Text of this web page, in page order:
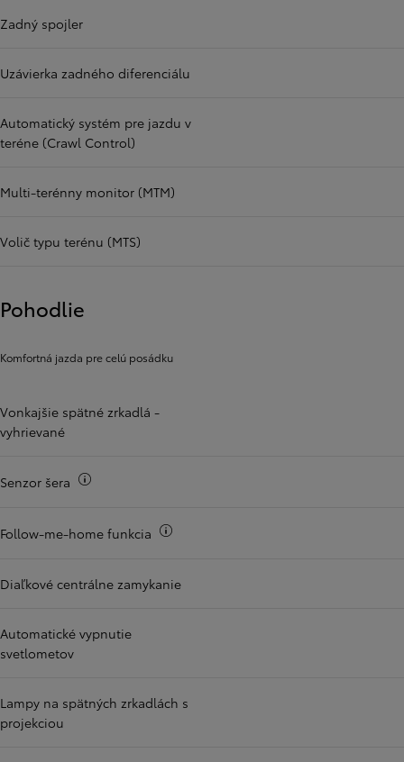
Zadný spojler
Uzávierka zadného diferenciálu
Automatický systém pre jazdu v
teréne (Crawl Control)
Multi-terénny monitor (MTM)
Volič typu terénu (MTS)
Pohodlie
Komfortná jazda pre celú posádku
Vonkajšie spätné zrkadlá -
vyhrievané
Senzor šera
Follow-me-home funkcia
Diaľkové centrálne zamykanie
Automatické vypnutie
svetlometov
Lampy na spätných zrkadlách s
projekciou